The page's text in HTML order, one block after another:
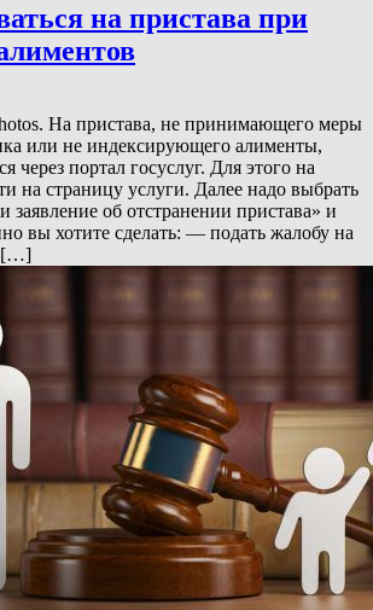
на пристава при
На пристава, не принимающего меры
или не индексирующего алименты,
через портал госуслуг. Для этого на
на страницу услуги. Далее надо выбрать
заявление об отстранении пристава» и
вы хотите сделать: — подать жалобу на
[…]